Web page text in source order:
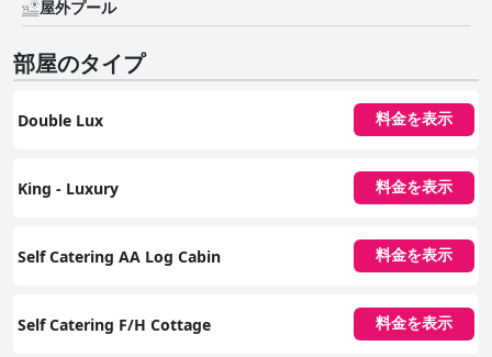
屋外プール
部屋のタイプ
Double Lux 料金を表示
King - Luxury 料金を表示
Self Catering AA Log Cabin 料金を表示
Self Catering F/H Cottage 料金を表示